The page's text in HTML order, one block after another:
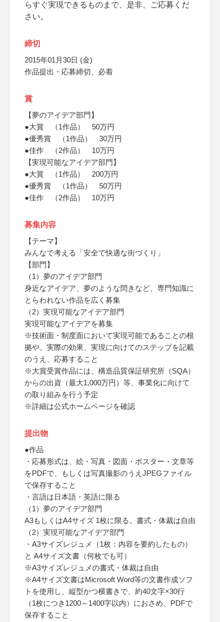
らすぐ実現できるものまで、是非、ご応募くだ
さい。
締切
2015年01月30日 (金)
作品提出・応募締切、必着
賞
【夢のアイデア部門】
●大賞 （1作品） 50万円
●優秀賞 （1作品） 30万円
●佳作 （2作品） 10万円
【実現可能なアイデア部門】
●大賞 （1作品） 200万円
●優秀賞 （1作品） 50万円
●佳作 （2作品） 10万円
募集内容
【テーマ】
みんなで考える「安全で快適な街づくり」
【部門】
（1）夢のアイデア部門
身近なアイデア、夢のような閃きなど、専門知識に
とらわれない作品を広く募集
（2）実現可能なアイデア部門
実現可能なアイデアを募集
※技術面・制度面において実現可能であることの根
拠や、実際の効果、実現に向けてのステップを記載
のうえ、応募すること
※大賞受賞作品には、構造品質保証研究所（SQA）
からの出資（最大1,000万円）等、事業化に向けて
の取り組みを行う予定
※詳細は公式ホームページを確認
提出物
●作品
・応募形式は、絵・写真・図面・ポスター・文章等
をPDFで、もしくは写真撮影のうえJPEGファイル
で保存すること
・言語は日本語・英語に限る
（1）夢のアイデア部門
A3もしくはA4サイズ 1枚に限る。書式・体裁は自由
（2）実現可能なアイデア部門
・A3サイズレジュメ（1枚：内容を要約したもの）
と A4サイズ文書（何枚でも可）
※A3サイズレジュメの書式・体裁は自由
※A4サイズ文書はMicrosoft Word等の文書作成ソフ
トを使用し、縦型かつ横書きで、約40文字×30行
（1枚につき1200～1400字以内）におさめ、PDFで
保存すること